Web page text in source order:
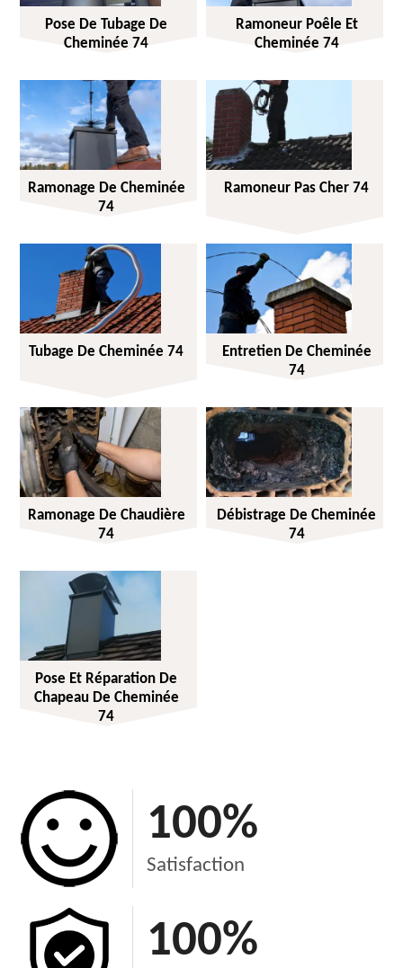
Pose De Tubage De
Cheminée 74
Ramoneur Poêle Et
Cheminée 74
Ramonage De Cheminée
74
Ramoneur Pas Cher 74
Tubage De Cheminée 74
Entretien De Cheminée
74
Ramonage De Chaudière
74
Débistrage De Cheminée
74
Pose Et Réparation De
Chapeau De Cheminée
74
100%
Satisfaction
100%